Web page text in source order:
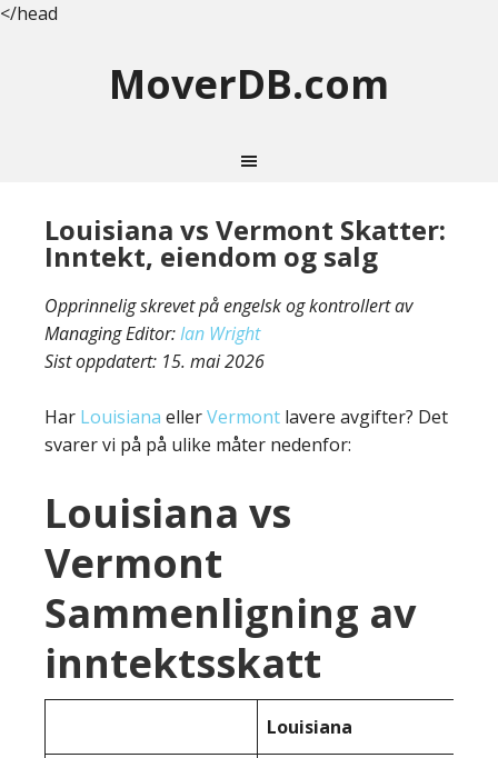
</head
MoverDB.com
Louisiana vs Vermont Skatter:
Inntekt, eiendom og salg
Opprinnelig skrevet på engelsk og kontrollert av
Managing Editor:Ian Wright
Sist oppdatert: 15. mai 2026
Har Louisiana ellerVermont lavere avgifter? Det
svarer vi på på ulike måter nedenfor:
Louisiana vs
Vermont
Sammenligning av
inntektsskatt
Louisiana